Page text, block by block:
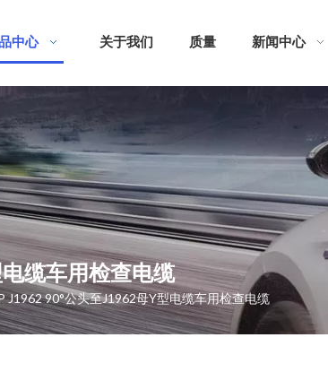
中心 关于我们 质量 新闻中心
缆车用检查电缆
J1962 90°公头至J1962母Y型电缆车用检查电缆